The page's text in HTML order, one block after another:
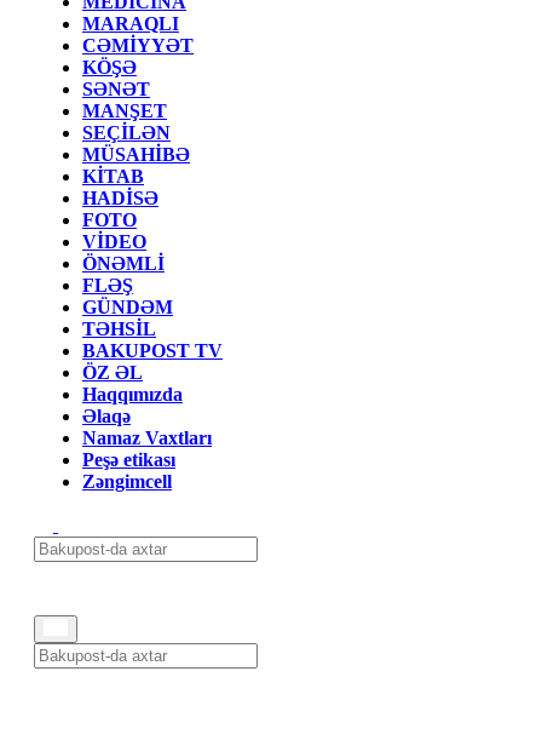
MARAQLI
CƏMİYYƏT
KÖŞƏ
SƏNƏT
MANŞET
SEÇİLƏN
MÜSAHİBƏ
KİTAB
HADİSƏ
FOTO
VİDEO
ÖNƏMLİ
FLƏŞ
GÜNDƏM
TƏHSİL
BAKUPOST TV
ÖZ ƏL
Haqqımızda
Əlaqə
Namaz Vaxtları
Peşə etikası
Zəngimcell